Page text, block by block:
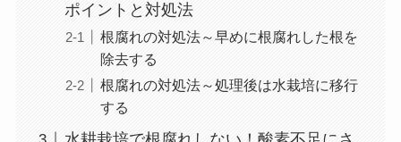
ポイントと対処法
根腐れの対処法～早めに根腐れした根を
除去する
根腐れの対処法～処理後は水栽培に移行
する